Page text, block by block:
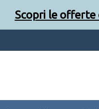
Scopri le offerte